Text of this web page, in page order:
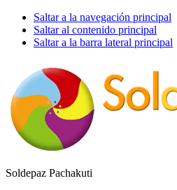
Saltar a la navegación principal
Saltar al contenido principal
Saltar a la barra lateral principal
Soldepaz Pachakuti